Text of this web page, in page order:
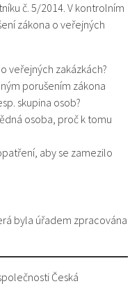
č. 5/2014. V kontrolním
zákona o veřejných
veřejných zakázkách?
porušením zákona
skupina osob?
osoba, proč k tomu
aby se zamezilo
byla úřadem zpracována
Česká